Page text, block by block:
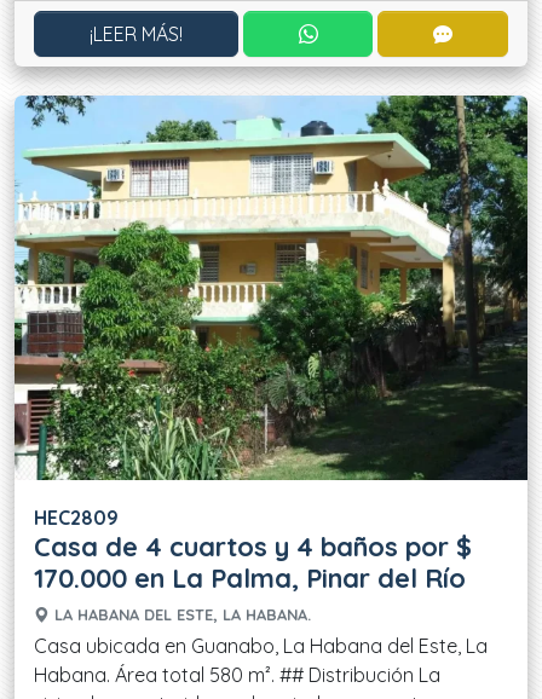
¡LEER MÁS! CONTACTAR POR
HEC2809
Casa de 4 cuartos y 4 baños por $
170.000 en La Palma, Pinar del Río
LA HABANA DEL ESTE, LA HABANA.
Casa ubicada en Guanabo, La Habana del Este, La
Habana. Área total 580 m². ## Distribución La